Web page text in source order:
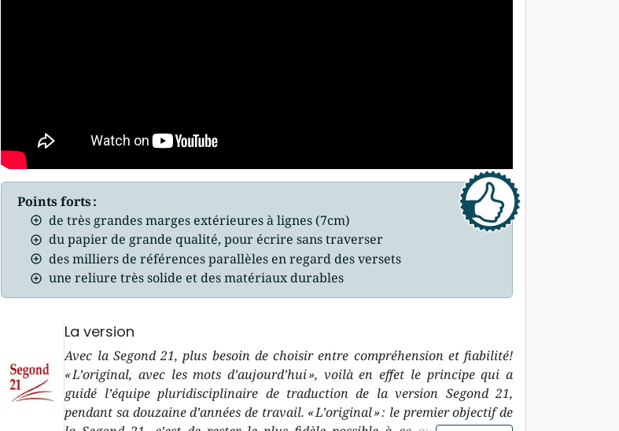
Points forts :
de très grandes marges extérieures à lignes (7cm)
du papier de grande qualité, pour écrire sans traverser
des milliers de références parallèles en regard des versets
une reliure très solide et des matériaux durables
La version
Avec la Segond 21, plus besoin de choisir entre compréhension et fiabilité!
« L’original, avec les mots d’aujourd’hui », voilà en effet le principe qui a
guidé l’équipe pluridisciplinaire de traduction de la version Segond 21,
pendant sa douzaine d’années de travail. « L’original » : le premier objectif de